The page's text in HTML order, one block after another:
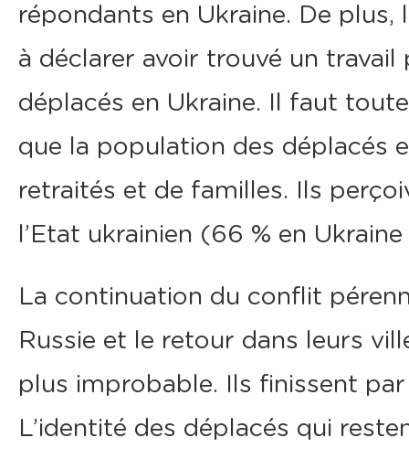
répondants en Ukraine. De plus,
à déclarer avoir trouvé un
déplacés en Ukraine. Il faut
que la population des déplacés
retraités et de familles. Ils
l’Etat ukrainien (66 % en
La continuation du conflit
Russie et le retour dans leurs
plus improbable. Ils finissent
L’identité des déplacés qui